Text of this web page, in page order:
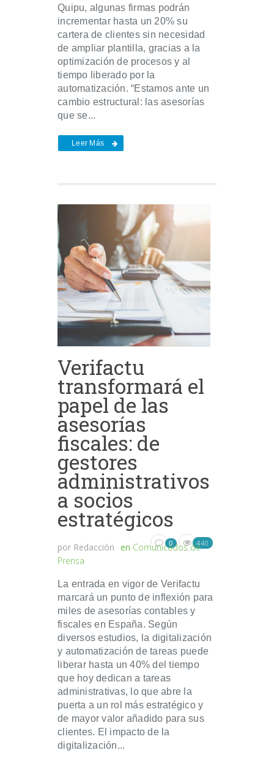
Quipu, algunas firmas podrán
incrementar hasta un 20% su
cartera de clientes sin necesidad
de ampliar plantilla, gracias a la
optimización de procesos y al
tiempo liberado por la
automatización. “Estamos ante un
cambio estructural: las asesorías
que se...
Leer Más
Verifactu
transformará el
papel de las
asesorías
fiscales: de
gestores
administrativos
a socios
estratégicos
por Redacción en Comunicados de
Prensa
0 440
La entrada en vigor de Verifactu
marcará un punto de inflexión para
miles de asesorías contables y
fiscales en España. Según
diversos estudios, la digitalización
y automatización de tareas puede
liberar hasta un 40% del tiempo
que hoy dedican a tareas
administrativas, lo que abre la
puerta a un rol más estratégico y
de mayor valor añadido para sus
clientes. El impacto de la
digitalización...